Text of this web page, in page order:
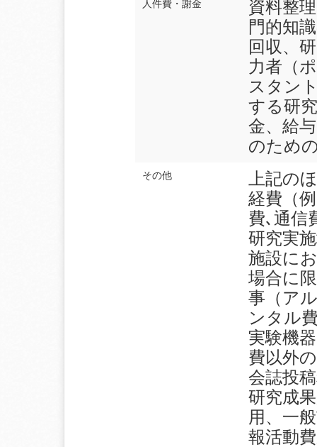
人件費・謝金
資料整
門的知
回収、
力者（
スタン
する研
金、給
のため
その他
上記の
経費（
費､通信
研究実
施設に
場合に
事（ア
ンタル
実験機
費以外
会誌投
研究成
用、一
報活動